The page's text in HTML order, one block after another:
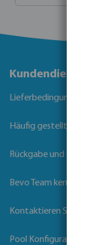
Kundendienst
Lieferbedingungen
Häufig gestellte Fragen
Rückgabe und Garantie
Bevo Team kennenlernen
Kontaktieren Sie uns
Pool Konfigurator